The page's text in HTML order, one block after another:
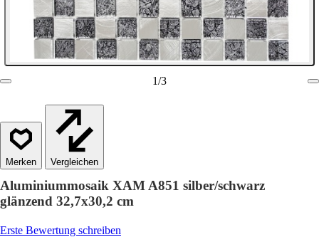
1/3
Vergleichen
Aluminiummosaik XAM A851 silber/schwarz
glänzend 32,7x30,2 cm
Erste Bewertung schreiben